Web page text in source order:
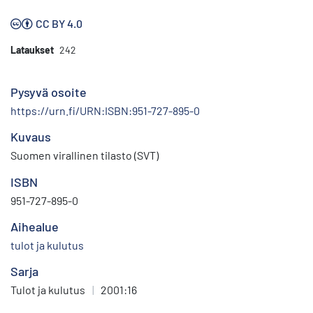
CC BY 4.0
Lataukset 242
Pysyvä osoite
https://urn.fi/URN:ISBN:951-727-895-0
Kuvaus
Suomen virallinen tilasto (SVT)
ISBN
951-727-895-0
Aihealue
tulot ja kulutus
Sarja
Tulot ja kulutus | 2001:16